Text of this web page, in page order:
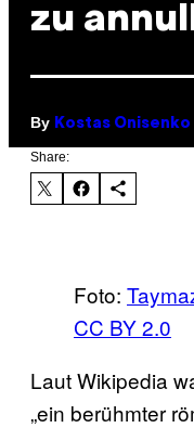
zu
By Kostas Onisenko
Share:
Foto:
CC BY 2.0
Laut Wikipedia
„ein berühmter